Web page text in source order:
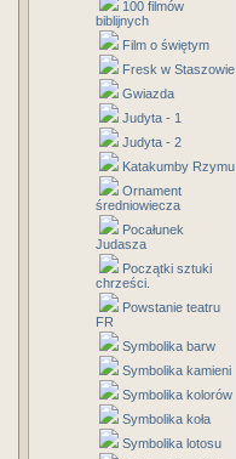
100 filmów
biblijnych
Film o świętym
Fresk w Staszowie
Gwiazda
Judyta - 1
Judyta - 2
Katakumby Rzymu
Ornament
średniowiecza
Pocałunek
Judasza
Początki sztuki
chrześci.
Powstanie teatru
FR
Symbolika barw
Symbolika kamieni
Symbolika kolorów
Symbolika koła
Symbolika lotosu